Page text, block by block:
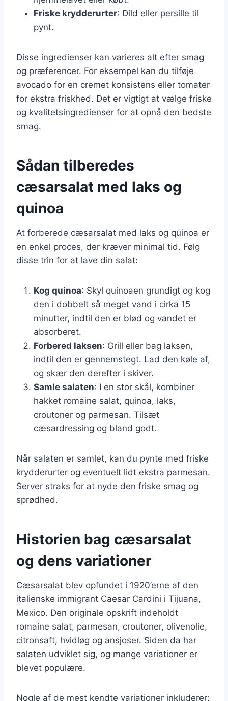
Friske krydderurter: Dild eller persille til
pynt.
Disse ingredienser kan varieres alt efter smag
og præferencer. For eksempel kan du tilføje
avocado for en cremet konsistens eller tomater
for ekstra friskhed. Det er vigtigt at vælge friske
og kvalitetsingredienser for at opnå den bedste
smag.
Sådan tilberedes
cæsarsalat med laks og
quinoa
At forberede cæsarsalat med laks og quinoa er
en enkel proces, der kræver minimal tid. Følg
disse trin for at lave din salat:
Kog quinoa: Skyl quinoaen grundigt og kog
den i dobbelt så meget vand i cirka 15
minutter, indtil den er blød og vandet er
absorberet.
Forbered laksen: Grill eller bag laksen,
indtil den er gennemstegt. Lad den køle af,
og skær den derefter i skiver.
Samle salaten: I en stor skål, kombiner
hakket romaine salat, quinoa, laks,
croutoner og parmesan. Tilsæt
cæsardressing og bland godt.
Når salaten er samlet, kan du pynte med friske
krydderurter og eventuelt lidt ekstra parmesan.
Server straks for at nyde den friske smag og
sprødhed.
Historien bag cæsarsalat
og dens variationer
Cæsarsalat blev opfundet i 1920’erne af den
italienske immigrant Caesar Cardini i Tijuana,
Mexico. Den originale opskrift indeholdt
romaine salat, parmesan, croutoner, olivenolie,
citronsaft, hvidløg og ansjoser. Siden da har
salaten udviklet sig, og mange variationer er
blevet populære.
Nogle af de mest kendte variationer inkluderer: